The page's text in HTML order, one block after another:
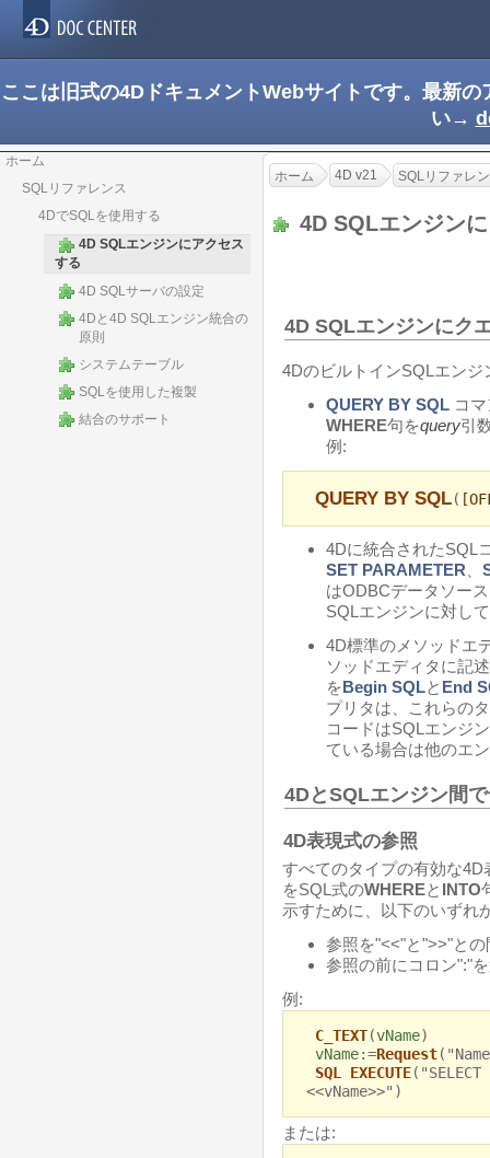
ここは旧式の4DドキュメントWebサイトです。最新
い→
ホーム
SQLリファレンス
4DでSQLを使用する
4D SQLエンジンにアクセス
する
4D SQLサーバの設定
4Dと4D SQLエンジン統合の
原則
システムテーブル
SQLを使用した複製
結合のサポート
ホーム 4D v21 SQLリファレ
4D SQLエンジン
4D SQLエンジンにク
4DのビルトインSQLエン
QUERY BY SQL コ
WHERE句をquery引
例:
QUERY BY SQL(
4Dに統合されたSQL
SET PARAMETER
はODBCデータソー
SQLエンジンに対し
4D標準のメソッドエ
ソッドエディタに記
をBegin SQLと End
プリタは、これらの
コードはSQLエンジ
ている場合は他のエ
4DとSQLエンジン間
4D表現式の参照
すべてのタイプの有効な
をSQL式のWHEREと INTO
示すために、以下のいずれ
参照を"<<"と">>"と
参照の前にコロン":"
例:
C_TEXT(vName)
vName:=Request
SQL EXECUTE("SELECT
<<vName>>")
または: